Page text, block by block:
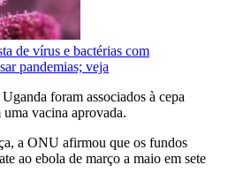
de vírus e bactérias com
pandemias; veja
foram associados à cepa
vacina aprovada.
a ONU afirmou que os fundos
ao ebola de março a maio em sete